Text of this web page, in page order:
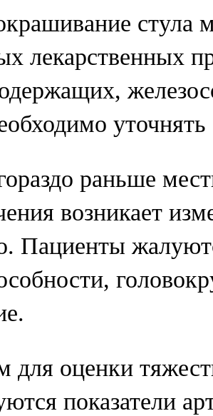
стула
лекарственных
раньше
возникает
Пациенты
для оценки
показатели